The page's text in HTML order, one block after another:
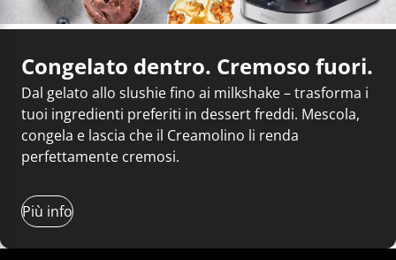
Congelato dentro. Cremoso fuori.
Dal gelato allo slushie fino ai milkshake – trasforma i
tuoi ingredienti preferiti in dessert freddi. Mescola,
congela e lascia che il Creamolino li renda
perfettamente cremosi.
Più info